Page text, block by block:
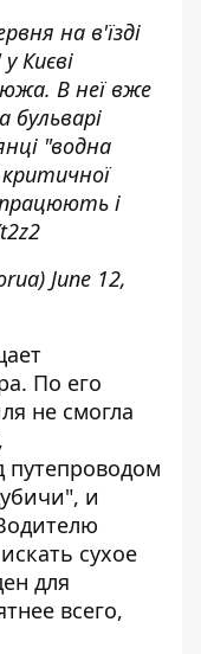
на в'їзді
Києві
В неї вже
"водна
і
June 12,
По его
не смогла
и
сухое
для
всего,